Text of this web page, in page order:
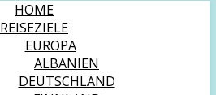
HOME
REISEZIELE
EUROPA
ALBANIEN
DEUTSCHLAND